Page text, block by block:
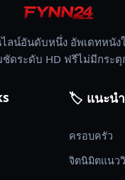
ลน์อันดับหนึ่ง อัพเดทหนั
ดระดับ HD ฟรีไม่มีกระตุ
🏷️ แนะนำ
ครอบครัว
จิตนิมิตแนว